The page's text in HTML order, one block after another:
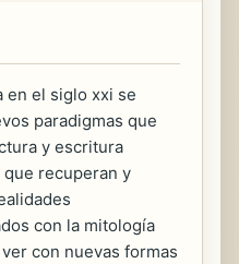
en el siglo xxi se
paradigmas que
y escritura
recuperan y
con la mitología
con nuevas formas